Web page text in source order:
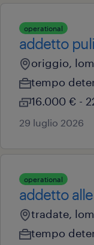
operational
addetto
origgio,
tempo
16.000 € -
29 luglio 2026
operational
addetto
tradate,
tempo